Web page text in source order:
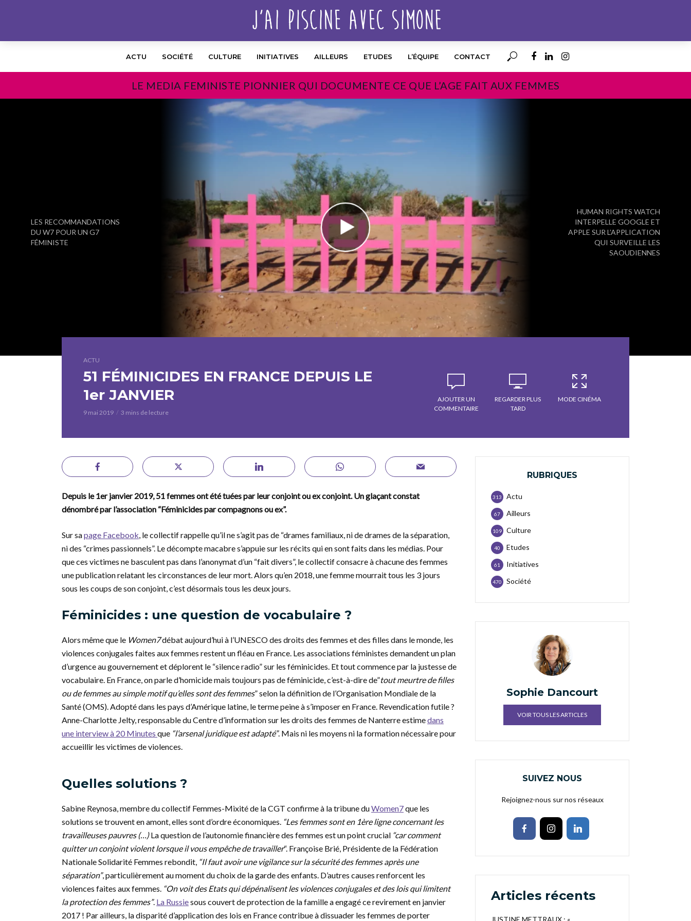
ACTU SOCIÉTÉ CULTURE INITIATIVES AILLEURS ETUDES L’ÉQUIPE CONTACT
LE MEDIA FEMINISTE PIONNIER QUI DOCUMENTE CE QUE L’AGE FAIT AUX FEMMES
LES RECOMMANDATIONS
DU W7 POUR UN G7
FÉMINISTE
HUMAN RIGHTS WATCH
INTERPELLE GOOGLE ET
APPLE SUR L’APPLICATION
QUI SURVEILLE LES
SAOUDIENNES
ACTU
51 FÉMINICIDES EN FRANCE DEPUIS LE
1er JANVIER
9 mai 2019 3 mins de lecture
AJOUTER UN
COMMENTAIRE
REGARDER PLUS
TARD
MODE CINÉMA
Depuis le 1er janvier 2019, 51 femmes ont été tuées par leur conjoint ou ex conjoint. Un glaçant constat
dénombré par l’association “Féminicides par compagnons ou ex”.
Sur sapage Facebook, le collectif rappelle qu’il ne s’agit pas de “drames familiaux, ni de drames de la séparation,
ni des “crimes passionnels”. Le décompte macabre s’appuie sur les récits qui en sont faits dans les médias. Pour
que ces victimes ne basculent pas dans l’anonymat d’un “fait divers”, le collectif consacre à chacune des femmes
une publication relatant les circonstances de leur mort. Alors qu’en 2018, une femme mourrait tous les 3 jours
sous les coups de son conjoint, c’est désormais tous les deux jours.
Féminicides : une question de vocabulaire ?
Alors même que le Women7débat aujourd’hui à l’UNESCO des droits des femmes et des filles dans le monde, les
violences conjugales faites aux femmes restent un fléau en France. Les associations féministes demandent un plan
d’urgence au gouvernement et déplorent le “silence radio” sur les féminicides. Et tout commence par la justesse de
vocabulaire. En France, on parle d’homicide mais toujours pas de féminicide, c’est-à-dire de”tout meurtre de filles
ou de femmes au simple motif qu’elles sont des femmes” selon la définition de l’Organisation Mondiale de la
Santé (OMS). Adopté dans les pays d’Amérique latine, le terme peine à s’imposer en France. Revendication futile ?
Anne-Charlotte Jelty, responsable du Centre d’information sur les droits des femmes de Nanterre estimedans
une interview à 20 Minutes que “l’arsenal juridique est adapté”. Mais ni les moyens ni la formation nécessaire pour
accueillir les victimes de violences.
Quelles solutions ?
Sabine Reynosa, membre du collectif Femmes-Mixité de la CGT confirme à la tribune duWomen7que les
solutions se trouvent en amont, elles sont d’ordre économiques. “Les femmes sont en 1ère ligne concernant les
travailleuses pauvres (…)La question de l’autonomie financière des femmes est un point crucial “car comment
quitter un conjoint violent lorsque il vous empêche de travailler“. Françoise Brié, Présidente de la Fédération
Nationale Solidarité Femmes rebondit, “Il faut avoir une vigilance sur la sécurité des femmes après une
séparation”, particulièrement au moment du choix de la garde des enfants. D’autres causes renforcent les
violences faites aux femmes. “On voit des Etats qui dépénalisent les violences conjugales et des lois qui limitent
la protection des femmes”. La Russiesous couvert de protection de la famille a engagé ce revirement en janvier
2017 ! Par ailleurs, la disparité d’application des lois en France contribue à dissuader les femmes de porter
RUBRIQUES
Actu
313
Ailleurs
67
Culture
109
Etudes
40
Initiatives
61
Société
470
Sophie Dancourt
VOIR TOUS LES ARTICLES
SUIVEZ NOUS
Rejoignez-nous sur nos réseaux
Articles récents
JUSTINE METTRAUX : «